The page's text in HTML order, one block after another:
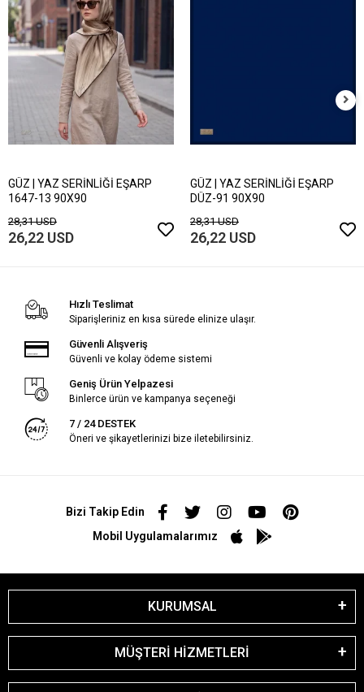
GÜZ | YAZ SERİNLİĞİ EŞARP
1647-13 90X90
28,31 USD
26,22 USD
GÜZ | YAZ SERİNLİĞİ EŞARP
DÜZ-91 90X90
28,31 USD
26,22 USD
Hızlı Teslimat
Siparişleriniz en kısa sürede elinize ulaşır.
Güvenli Alışveriş
Güvenli ve kolay ödeme sistemi
Geniş Ürün Yelpazesi
Binlerce ürün ve kampanya seçeneği
7 / 24 DESTEK
Öneri ve şikayetlerinizi bize iletebilirsiniz.
Bizi Takip Edin
Mobil Uygulamalarımız
KURUMSAL
MÜŞTERİ HİZMETLERİ